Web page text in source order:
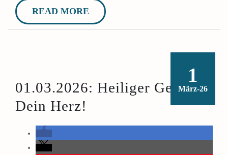
READ MORE
1
März-26
01.03.2026: Heiliger Geist:
Dein Herz!